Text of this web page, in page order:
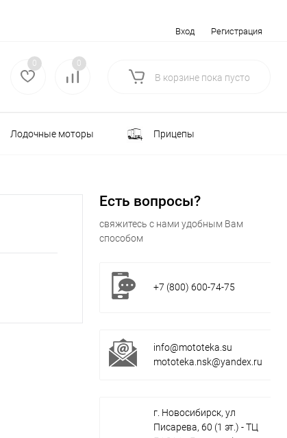
Вход Регистрация
0 0
В корзине пока пусто
Лодочные моторы Прицепы
Есть вопросы?
свяжитесь с нами удобным Вам
способом
+7 (800) 600-74-75
info@mototeka.su
mototeka.nsk@yandex.ru
г. Новосибирск, ул
Писарева, 60 (1 эт.) - ТЦ